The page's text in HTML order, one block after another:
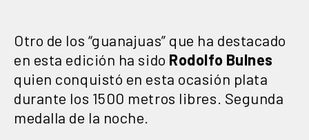
Otro de los “guanajuas” que ha destacado
en esta edición ha sido Rodolfo Bulnes
quien conquistó en esta ocasión plata
durante los 1500 metros libres. Segunda
medalla de la noche.